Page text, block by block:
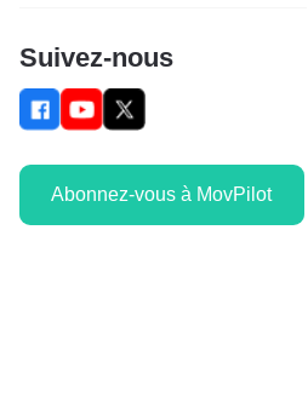
Suivez-nous
Abonnez-vous à MovPilot